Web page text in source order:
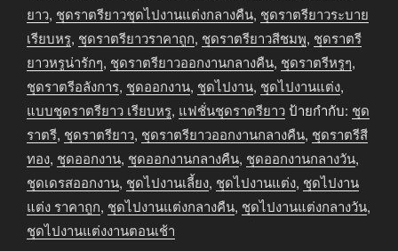
ยาว
ออกงาน
สีชมพู
ชิ้น
ยาว, ชุดราตรียาวชุดไปงานแต่งกลางคืน, ชุดราตรียาวระบาย
เรียบหรู, ชุดราตรียาวราคาถูก, ชุดราตรียาวสีชมพู, ชุดราตรี
ยาวหรูน่ารักๆ, ชุดราตรียาวออกงานกลางคืน, ชุดราตรีหรูๆ,
ชุดราตรีอลังการ, ชุดออกงาน, ชุดไปงาน, ชุดไปงานแต่ง,
แบบชุดราตรียาว เรียบหรู, แฟชั่นชุดราตรียาวป้ายกำกับ: ชุด
ราตรี, ชุดราตรียาว, ชุดราตรียาวออกงานกลางคืน, ชุดราตรีสี
ทอง, ชุดออกงาน, ชุดออกงานกลางคืน, ชุดออกงานกลางวัน,
ชุดเดรสออกงาน, ชุดไปงานเลี้ยง, ชุดไปงานแต่ง, ชุดไปงาน
แต่ง ราคาถูก, ชุดไปงานแต่งกลางคืน, ชุดไปงานแต่งกลางวัน,
ชุดไปงานแต่งงานตอนเช้า